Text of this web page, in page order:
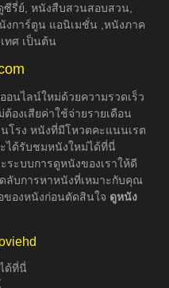
รี่ย์, หนังสืบสวนสอบสวน,
งการ์ตูน แอนิเมชั่น ,หนังภาค
ทศ เป็นต้น
อนไลน์ใหม่ด้วยความรวดเร็ว
องเสียค่าใช้จ่ายรายเดือน
โรง หนังที่มีโหวตคะแนนเรต
ได้รับชมหนังใหม่ได้ที่นี่
ระบบการดูหนังของเราให้ดี
ลับการหาหนังที่เหมาะกับคุณ
ของหนังก่อนตัดสินใจ ดูหนัง
ด้ที่นี่